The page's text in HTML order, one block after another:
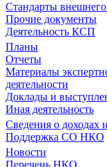
Стандарты
Прочие документы
Деятельность КСП
Планы
Отчеты
Материалы
деятельности
Доклады и
Иная деятельность
Сведения о доходах
Поддержка СО НКО
Новости
Перечень НКО